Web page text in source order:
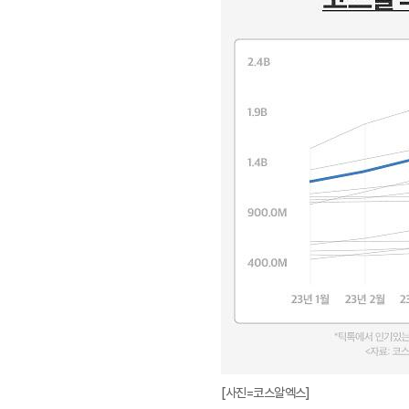
[사진=코스알엑스]